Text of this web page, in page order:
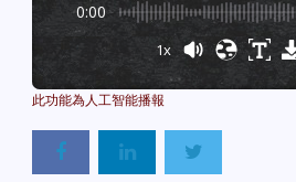
0:00
1x